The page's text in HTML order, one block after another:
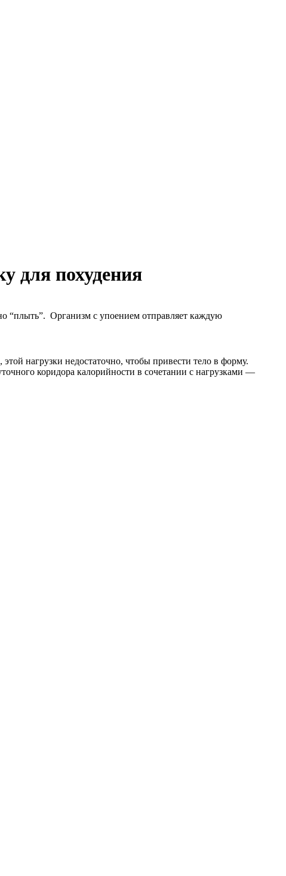
для похудения
“плыть”. Организм с упоением отправляет каждую
нагрузки недостаточно, чтобы привести тело в форму.
коридора калорийности в сочетании с нагрузками —